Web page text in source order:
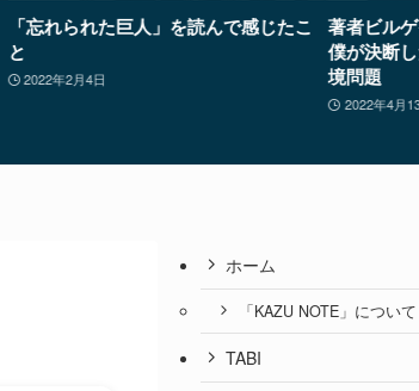
「忘れられた巨人」を読んで感じたこ
と
2022年2月4日
著者ビル
僕が決断
境問題
2022年4月
ホーム
「KAZU NOTE」について
TABI